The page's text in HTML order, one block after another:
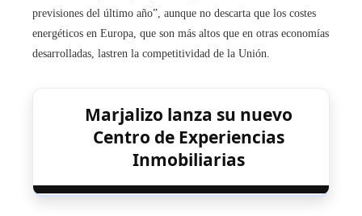
previsiones del último año”, aunque no descarta que los costes
energéticos en Europa, que son más altos que en otras economías
desarrolladas, lastren la competitividad de la Unión.
Marjalizo lanza su nuevo
Centro de Experiencias
Inmobiliarias